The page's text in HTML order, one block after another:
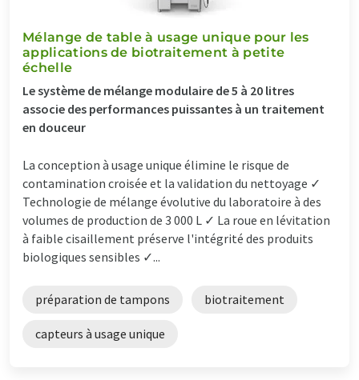
Mélange de table à usage unique pour les
applications de biotraitement à petite
échelle
Le système de mélange modulaire de 5 à 20 litres
associe des performances puissantes à un traitement
en douceur
La conception à usage unique élimine le risque de
contamination croisée et la validation du nettoyage ✓
Technologie de mélange évolutive du laboratoire à des
volumes de production de 3 000 L ✓ La roue en lévitation
à faible cisaillement préserve l'intégrité des produits
biologiques sensibles ✓...
préparation de tampons biotraitement
capteurs à usage unique